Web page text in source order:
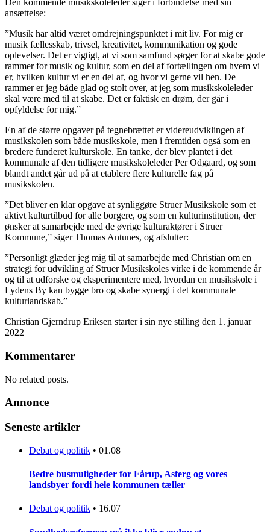
Den kommende musikskoleleder siger i forbindelse med sin
ansættelse:
”Musik har altid været omdrejningspunktet i mit liv. For mig er
musik fællesskab, trivsel, kreativitet, kommunikation og gode
oplevelser. Det er vigtigt, at vi som samfund sørger for at skabe gode
rammer for musik og kultur, som en del af fortællingen om hvem vi
er, hvilken kultur vi er en del af, og hvor vi gerne vil hen. De
rammer er jeg både glad og stolt over, at jeg som musikskoleleder
skal være med til at skabe. Det er faktisk en drøm, der går i
opfyldelse for mig.”
En af de større opgaver på tegnebrættet er videreudviklingen af
musikskolen som både musikskole, men i fremtiden også som en
bredere funderet kulturskole. En tanke, der blev plantet i det
kommunale af den tidligere musikskoleleder Per Odgaard, og som
blandt andet går ud på at etablere flere kulturelle fag på
musikskolen.
”Det bliver en klar opgave at synliggøre Struer Musikskole som et
aktivt kulturtilbud for alle borgere, og som en kulturinstitution, der
ønsker at samarbejde med de øvrige kulturaktører i Struer
Kommune,” siger Thomas Antunes, og afslutter:
”Personligt glæder jeg mig til at samarbejde med Christian om en
strategi for udvikling af Struer Musikskoles virke i de kommende år
og til at udforske og eksperimentere med, hvordan en musikskole i
Lydens By kan bygge bro og skabe synergi i det kommunale
kulturlandskab.”
Christian Gjerndrup Eriksen starter i sin nye stilling den 1. januar
2022
Kommentarer
No related posts.
Annonce
Seneste artikler
Debat og politik • 01.08
Bedre busmuligheder for Fårup, Asferg og vores
landsbyer fordi hele kommunen tæller
Debat og politik • 16.07